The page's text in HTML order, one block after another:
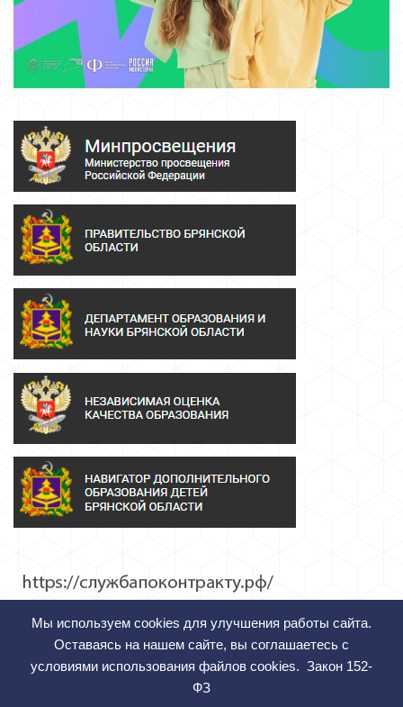
Мы используем cookies для улучшения работы сайта.
Оставаясь на нашем сайте, вы соглашаетесь с
условиями использования файлов cookies. Закон 152-
ФЗ